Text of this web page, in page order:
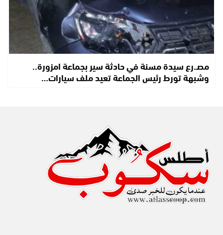
مصـ.رع سيدة مسنة في حادثة سير بجماعة امزورة..
وشبهة تورط رئيس الجماعة تعيد ملف سيارات…